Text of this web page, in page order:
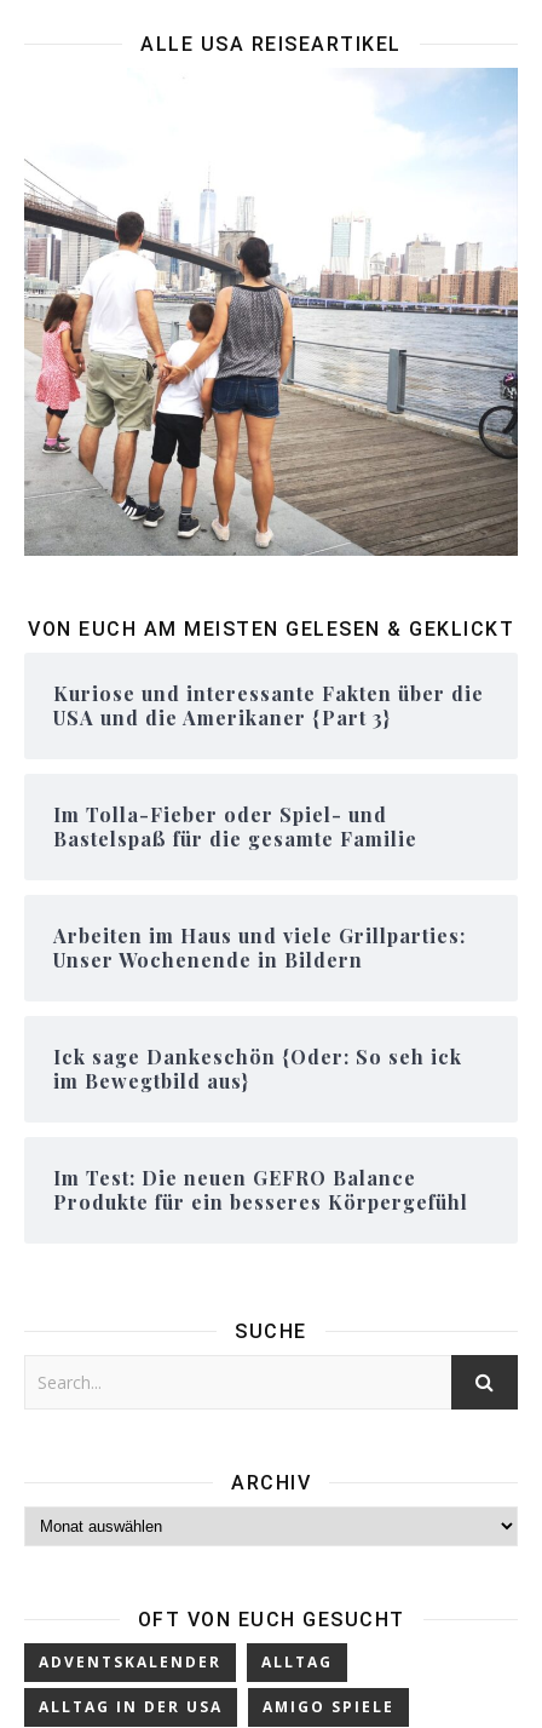
ALLE USA REISEARTIKEL
VON EUCH AM MEISTEN GELESEN & GEKLICKT
Kuriose und interessante Fakten über die
USA und die Amerikaner {Part 3}
Im Tolla-Fieber oder Spiel- und
Bastelspaß für die gesamte Familie
Arbeiten im Haus und viele Grillparties:
Unser Wochenende in Bildern
Ick sage Dankeschön {Oder: So seh ick
im Bewegtbild aus}
Im Test: Die neuen GEFRO Balance
Produkte für ein besseres Körpergefühl
SUCHE
ARCHIV
Archiv
OFT VON EUCH GESUCHT
ADVENTSKALENDER ALLTAG
ALLTAG IN DER USA AMIGO SPIELE